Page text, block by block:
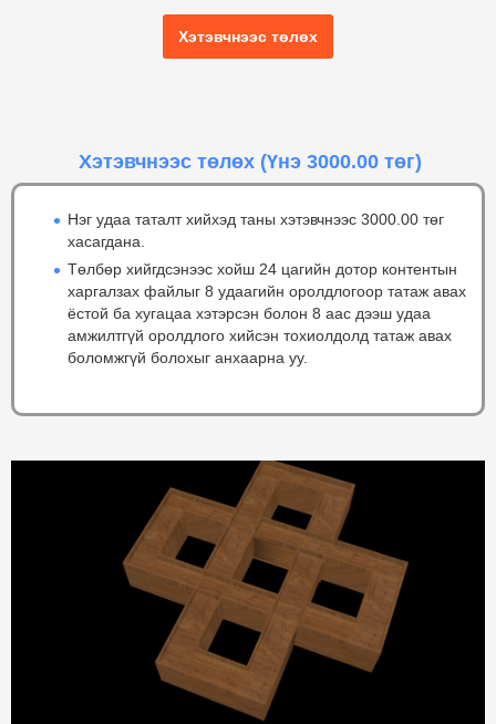
Хэтэвчнээс төлөх
Хэтэвчнээс төлөх (Үнэ 3000.00 төг)
Нэг удаа таталт хийхэд таны хэтэвчнээс 3000.00 төг
хасагдана.
Төлбөр хийгдсэнээс хойш 24 цагийн дотор контентын
харгалзах файлыг 8 удаагийн оролдлогоор татаж авах
ёстой ба хугацаа хэтэрсэн болон 8 аас дээш удаа
амжилтгүй оролдлого хийсэн тохиолдолд татаж авах
боломжгүй болохыг анхаарна уу.